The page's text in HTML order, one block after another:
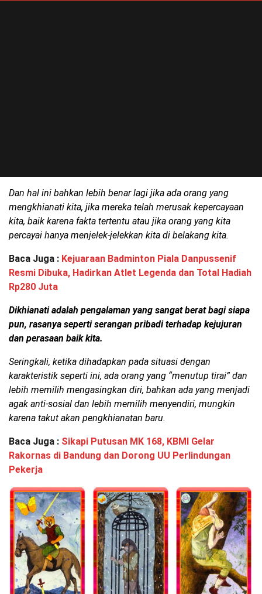
Dan hal ini bahkan lebih benar lagi jika ada orang yang
mengkhianati kita, jika mereka telah merusak kepercayaan
kita, baik karena fakta tertentu atau jika orang yang kita
percayai hanya menjelek-jelekkan kita di belakang kita.
Baca Juga : Kejuaraan Badminton Piala Danpussenif
Resmi Dibuka, Hadirkan Atlet Legenda dan Total Hadiah
Rp280 Juta
Dikhianati adalah pengalaman yang sangat berat bagi siapa
pun, rasanya seperti serangan pribadi terhadap kejujuran
dan perasaan baik kita.
Seringkali, ketika dihadapkan pada situasi dengan
karakteristik seperti ini, ada orang yang “menutup tirai” dan
lebih memilih mengasingkan diri, bahkan ada yang menjadi
agak anti-sosial dan lebih memilih menyendiri, mungkin
karena takut akan pengkhianatan baru.
Baca Juga : Sikapi Putusan MK 168, KBMI Gelar
Rakornas di Bandung dan Dorong UU Perlindungan
Pekerja